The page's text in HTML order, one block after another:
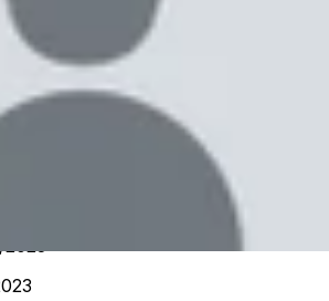
Thông báo
13 Ultra: Màn hình
nhanh 90W, cảm